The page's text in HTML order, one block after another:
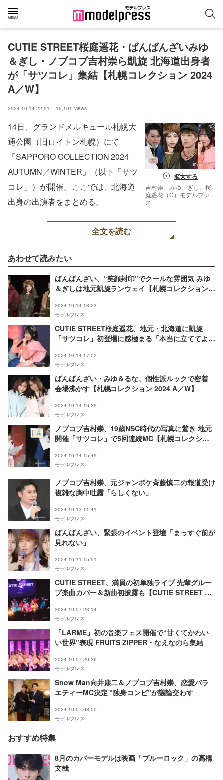
CUTIE STREET桜庭遥花・ばんばんざいみゆ
＆ぎし・ノブコブ吉村崇ら凱旋 北海道出身者
が「サツコレ」集結【札幌コレクション 2024
A／W】
2024.10.14 22:51 15,101 views
拡大する
吉村崇、みゆ、ぎし、桜
庭遥花（C）モデルプレ
ス
14日、グランドメルキュール札幌大
通公園（旧ロイトン札幌）にて
「SAPPORO COLLECTION 2024
AUTUMN／WINTER」（以下「サツ
コレ」）が開催。ここでは、北海道
出身の出演者をまとめる。
全文を読む
あわせて読みたい
ばんばんざい、“笑顔封印”でクールな雰囲気 みゆ
＆ぎしは地元凱旋ランウェイ【札幌コレクション
2024.10.14 18:23
モデルプレス
CUTIE STREET桜庭遥花、地元・北海道に凱旋
「サツコレ」初登場に感極まる「本当に立ててよか
2024.10.14 17:02
モデルプレス
ばんばんざい・みゆ＆るな、個性派ルックで密着
会場沸かす【札幌コレクション 2024 A／W】
2024.10.14 16:29
モデルプレス
ノブコブ吉村崇、19歳NSC時代の写真に驚き 地元
開催「サツコレ」で5回連続MC【札幌コレクショ
2024.10.14 15:49
モデルプレス
ノブコブ吉村崇、元ジャンポケ斉藤慎二の報道受け
複雑な胸中吐露「らしくない」
2024.10.13 11:41
モデルプレス
ばんばんざい、緊張のイベント登壇「まっすぐ前が
見れない」
2024.10.11 15:51
モデルプレス
CUTIE STREET、満員の初単独ライブ 先輩グルー
プ楽曲カバー＆新曲初披露も【CUTIE STREET 単
2024.10.07 23:14
モデルプレス
「LARME」初の音楽フェス開催で“甘くてかわい
い世界”表現 FRUITS ZIPPER・なえなのら集結
2024.10.07 20:26
モデルプレス
Snow Man向井康二＆ノブコブ吉村崇、恋愛バラ
エティーMC決定 “独身コンビ”が議論交わす
2024.10.07 08:00
モデルプレス
おすすめ特集
8月のカバーモデルは映画「ブルーロック」の高橋
文哉